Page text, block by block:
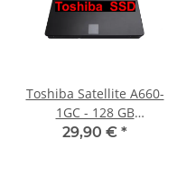
Toshiba Satellite A660-
1GC - 128 GB
SSD/Festplatte SATA
29,90 € *